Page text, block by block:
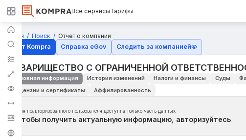
Все сервисыТарифы
Главная Поиск
Отчет о компании
Отчёт Kompra
Справка eGov Следить за компанией
ТОВАРИЩЕСТВО С ОГРАНИЧЕННОЙ
Основная информация История изменений Налоги и финансы Суды
Лицензии и сертификаты
Аффилированность
Для неавторизованного пользователя доступна только часть данных
Чтобы получить актуальную информацию, авторизуйтесь